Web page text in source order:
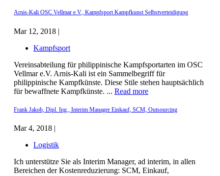
Arnis-Kali OSC Vellmar e.V., Kampfsport Kampfkunst Selbstverteidigung
Mar 12, 2018 |
Kampfsport
Vereinsabteilung für philippinische Kampfsportarten im OSC
Vellmar e.V. Arnis-Kali ist ein Sammelbegriff für
philippinische Kampfkünste. Diese Stile stehen hauptsächlich
für bewaffnete Kampfkünste. ... Read more
Frank Jakob, Dipl. Ing., Interim Manager Einkauf, SCM, Outsourcing
Mar 4, 2018 |
Logistik
Ich unterstütze Sie als Interim Manager, ad interim, in allen
Bereichen der Kostenreduzierung: SCM, Einkauf,